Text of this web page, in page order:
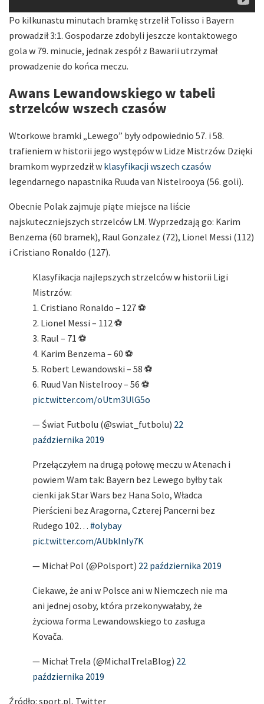
Po kilkunastu minutach bramkę strzelił Tolisso i Bayern
prowadził 3:1. Gospodarze zdobyli jeszcze kontaktowego
gola w 79. minucie, jednak zespół z Bawarii utrzymał
prowadzenie do końca meczu.
Awans Lewandowskiego w tabeli
strzelców wszech czasów
Wtorkowe bramki „Lewego” były odpowiednio 57. i 58.
trafieniem w historii jego występów w Lidze Mistrzów. Dzięki
bramkom wyprzedził w klasyfikacji wszech czasów
legendarnego napastnika Ruuda van Nistelrooya (56. goli).
Obecnie Polak zajmuje piąte miejsce na liście
najskuteczniejszych strzelców LM. Wyprzedzają go: Karim
Benzema (60 bramek), Raul Gonzalez (72), Lionel Messi (112)
i Cristiano Ronaldo (127).
Klasyfikacja najlepszych strzelców w historii Ligi
Mistrzów:
1. Cristiano Ronaldo – 127 ⚽️
2. Lionel Messi – 112 ⚽️
3. Raul – 71 ⚽️
4. Karim Benzema – 60 ⚽️
5. Robert Lewandowski – 58 ⚽️
6. Ruud Van Nistelrooy – 56 ⚽️
pic.twitter.com/oUtm3UlG5o
— Świat Futbolu (@swiat_futbolu) 22
października 2019
Przełączyłem na drugą połowę meczu w Atenach i
powiem Wam tak: Bayern bez Lewego byłby tak
cienki jak Star Wars bez Hana Solo, Władca
Pierścieni bez Aragorna, Czterej Pancerni bez
Rudego 102… #olybay
pic.twitter.com/AUbklnIy7K
— Michał Pol (@Polsport) 22 października 2019
Ciekawe, że ani w Polsce ani w Niemczech nie ma
ani jednej osoby, która przekonywałaby, że
życiowa forma Lewandowskiego to zasługa
Kovača.
— Michał Trela (@MichalTrelaBlog) 22
października 2019
Źródło: sport.pl, Twitter